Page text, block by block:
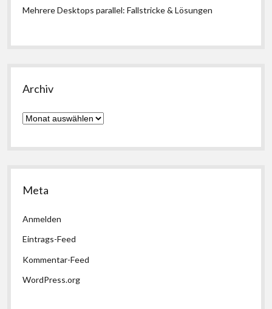
Mehrere Desktops parallel: Fallstricke & Lösungen
Archiv
Archiv
Meta
Anmelden
Eintrags-Feed
Kommentar-Feed
WordPress.org